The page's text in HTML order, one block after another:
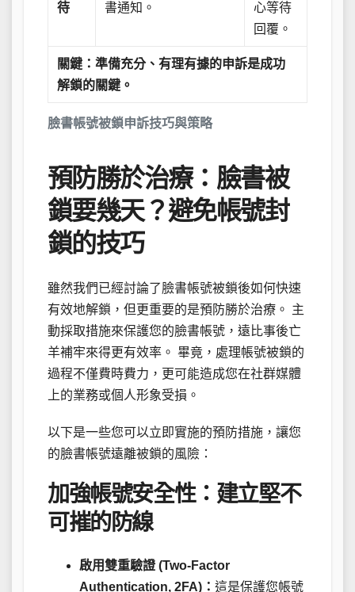
臉書帳號被鎖申訴技巧與策略
待 書通知。
心等待
回覆。
關鍵：準備充分、有理有據的申訴是成功
解鎖的關鍵。
預防勝於治療：臉書被
鎖要幾天？避免帳號封
鎖的技巧
雖然我們已經討論了臉書帳號被鎖後如何快速
有效地解鎖，但更重要的是預防勝於治療。 主
動採取措施來保護您的臉書帳號，遠比事後亡
羊補牢來得更有效率。 畢竟，處理帳號被鎖的
過程不僅費時費力，更可能造成您在社群媒體
上的業務或個人形象受損。
以下是一些您可以立即實施的預防措施，讓您
的臉書帳號遠離被鎖的風險：
加強帳號安全性：建立堅不
可摧的防線
啟用雙重驗證 (Two-Factor
Authentication, 2FA)： 這是保護您帳號